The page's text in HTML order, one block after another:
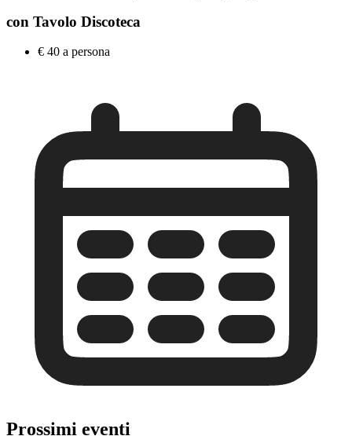
con Tavolo Discoteca
€ 40 a persona
Prossimi eventi